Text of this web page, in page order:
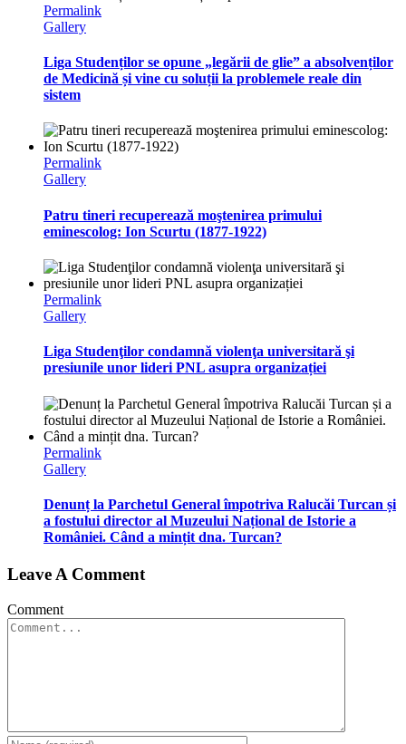
Permalink
Gallery
Liga Studenților se opune „legării de glie” a absolvenților
de Medicină și vine cu soluții la problemele reale din
sistem
Permalink
Gallery
Patru tineri recuperează moştenirea primului
eminescolog: Ion Scurtu (1877-1922)
Permalink
Gallery
Liga Studenţilor condamnă violenţa universitară şi
presiunile unor lideri PNL asupra organizației
Permalink
Gallery
Denunț la Parchetul General împotriva Ralucăi Turcan și
a fostului director al Muzeului Național de Istorie a
României. Când a mințit dna. Turcan?
Leave A Comment
Comment